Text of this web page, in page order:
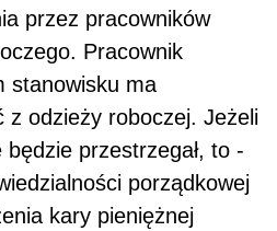
przez pracowników
Pracownik
stanowisku ma
z odzieży roboczej. Jeżeli
przestrzegał, to -
porządkowej
kary pieniężnej